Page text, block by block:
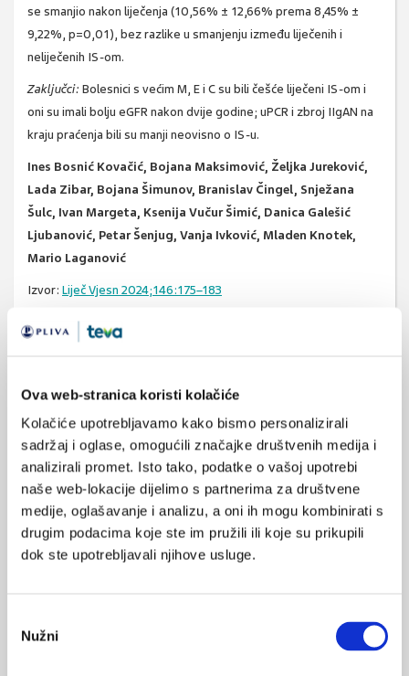
Ova web-stranica koristi kolačiće
Kolačiće upotrebljavamo kako bismo personalizirali
sadržaj i oglase, omogućili značajke društvenih medija i
analizirali promet. Isto tako, podatke o vašoj upotrebi
naše web-lokacije dijelimo s partnerima za društvene
medije, oglašavanje i analizu, a oni ih mogu kombinirati s
drugim podacima koje ste im pružili ili koje su prikupili
dok ste upotrebljavali njihove usluge.
pristanka
Nužni
se smanjio nakon liječenja (10,56% ± 12,66% prema 8,45% ±
9,22%, p=0,01), bez razlike u smanjenju između liječenih i
neliječenih IS-om.
Zaključci: Bolesnici s većim M, E i C su bili češće liječeni IS-om i
oni su imali bolju eGFR nakon dvije godine; uPCR i zbroj IIgAN na
kraju praćenja bili su manji neovisno o IS-u.
Ines Bosnić Kovačić, Bojana Maksimović, Željka Jureković,
Lada Zibar, Bojana Šimunov, Branislav Čingel, Snježana
Šulc, Ivan Margeta, Ksenija Vučur Šimić, Danica Galešić
Ljubanović, Petar Šenjug, Vanja Ivković, Mladen Knotek,
Mario Laganović
Izvor: Liječ Vjesn 2024;146:175–183
nefropatija
membranska nefropatija
imunosupresija
imunosupresivi
MI SE
NA VRH
>
<